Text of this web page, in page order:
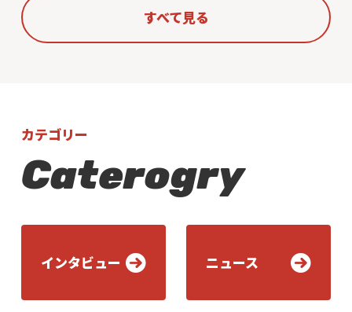
すべて見る
カテゴリー
Caterogry
インタビュー ニュース